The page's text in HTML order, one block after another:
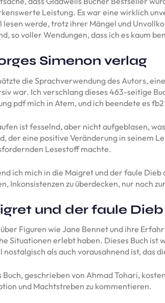
Leistung. Es war eine wirklich
lesen werde, trotz ihrer Mängel und
so voller Wendungen, dass ich es kaum
Simenon verlag
die Sprachverwendung des Autors,
war. Ich verschlang dieses 463-seitige
pdf mich in Atem, und ich beendete es
ist fesselnd, aber nicht aufgeblasen,
der eine positive Veränderung in seinem
Lesestoff machte.
ich mich in die Maigret und der faule
Inkonsistenzen zu überdecken, nur noch
und der faule
Figuren wie Jane Bennet und ihre
Situationen erlebt haben. Dieses Buch ist
nostalgisch als auch vorausahnend ist, das
Buch, geschrieben von Ahmad Tohari,
und Machtstreben zu kommentieren.